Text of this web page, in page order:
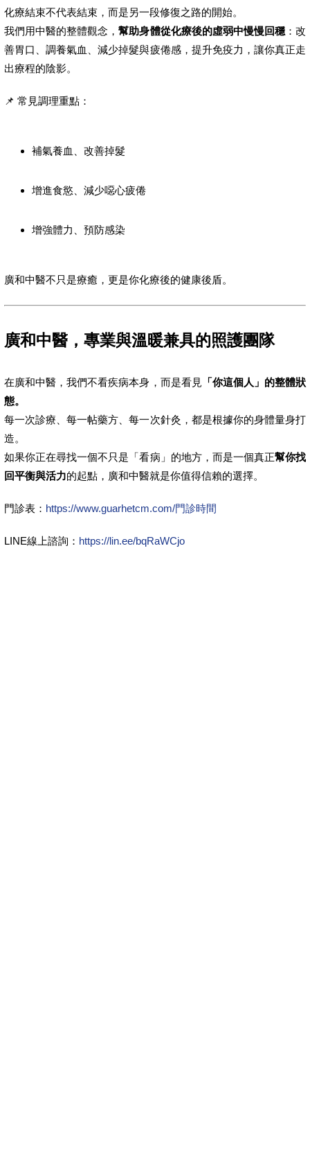
化療結束不代表結束，而是另一段修復之路的開始。
我們用中醫的整體觀念，幫助身體從化療後的虛弱中慢慢回穩：改
善胃口、調養氣血、減少掉髮與疲倦感，提升免疫力，讓你真正走
出療程的陰影。
📌 常見調理重點：
補氣養血、改善掉髮
增進食慾、減少噁心疲倦
增強體力、預防感染
廣和中醫不只是療癒，更是你化療後的健康後盾。
廣和中醫，專業與溫暖兼具的照護團隊
在廣和中醫，我們不看疾病本身，而是看見 「你這個人」的整體狀
態。
每一次診療、每一帖藥方、每一次針灸，都是根據你的身體量身打
造。
如果你正在尋找一個不只是「看病」的地方，而是一個真正幫你找
回平衡與活力的起點，廣和中醫就是你值得信賴的選擇。
門診表： https://www.guarhetcm.com/門診時間
LINE線上諮詢： https://lin.ee/bqRaWCjo